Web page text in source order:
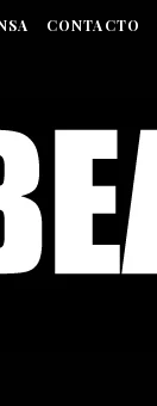
CONTACTO